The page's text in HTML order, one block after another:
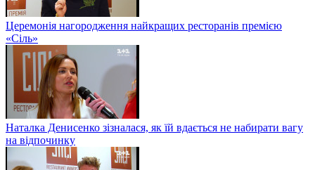
Церемонія нагородження найкращих ресторанів премією
«Сіль»
Наталка Денисенко зізналася, як їй вдається не набирати вагу
на відпочинку